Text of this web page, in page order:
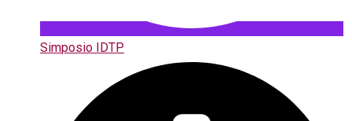
Simposio IDTP